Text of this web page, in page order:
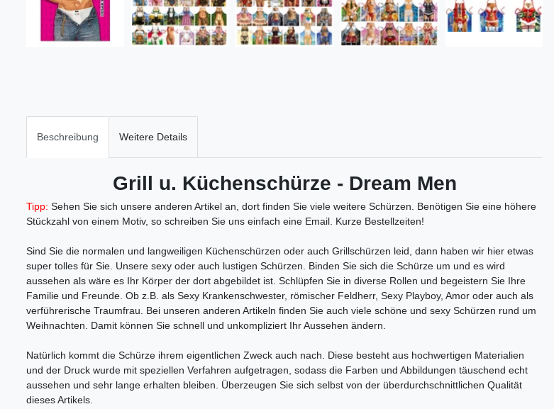
Beschreibung Weitere Details
Grill u. Küchenschürze - Dream Men
Tipp: Sehen Sie sich unsere anderen Artikel an, dort finden Sie viele weitere Schürzen. Benötigen Sie eine höhere
Stückzahl von einem Motiv, so schreiben Sie uns einfach eine Email. Kurze Bestellzeiten!
Sind Sie die normalen und langweiligen Küchenschürzen oder auch Grillschürzen leid, dann haben wir hier etwas
super tolles für Sie. Unsere sexy oder auch lustigen Schürzen. Binden Sie sich die Schürze um und es wird
aussehen als wäre es Ihr Körper der dort abgebildet ist. Schlüpfen Sie in diverse Rollen und begeistern Sie Ihre
Familie und Freunde. Ob z.B. als Sexy Krankenschwester, römischer Feldherr, Sexy Playboy, Amor oder auch als
verführerische Traumfrau. Bei unseren anderen Artikeln finden Sie auch viele schöne und sexy Schürzen rund um
Weihnachten. Damit können Sie schnell und unkompliziert Ihr Aussehen ändern.
Natürlich kommt die Schürze ihrem eigentlichen Zweck auch nach. Diese besteht aus hochwertigen Materialien
und der Druck wurde mit speziellen Verfahren aufgetragen, sodass die Farben und Abbildungen täuschend echt
aussehen und sehr lange erhalten bleiben. Überzeugen Sie sich selbst von der überdurchschnittlichen Qualität
dieses Artikels.